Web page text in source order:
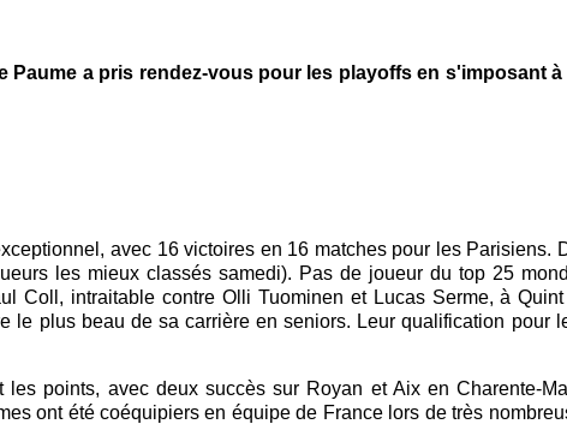
a pris rendez-vous pour les playoffs en s'imposant
avec 16 victoires en 16 matches pour les Parisiens.
les mieux classés samedi). Pas de joueur du top 25
Coll, intraitable contre Olli Tuominen et Lucas Serme, à
plus beau de sa carrière en seniors. Leur qualification pour
points, avec deux succès sur Royan et Aix en Charente-
ont été coéquipiers en équipe de France lors de très